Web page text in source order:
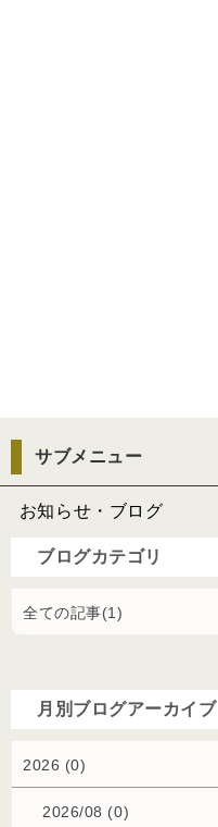
サブメニュー
お知らせ・ブログ
ブログカテゴリ
全ての記事(1)
月別ブログアーカイブ
2026 (0)
2026/08 (0)